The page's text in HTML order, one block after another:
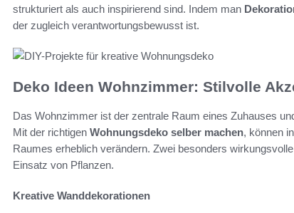
strukturiert als auch inspirierend sind. Indem man
der zugleich verantwortungsbewusst ist.
Deko Ideen Wohnzimmer: Stilvolle
Das Wohnzimmer ist der zentrale Raum eines Zuhauses
Mit der richtigen Wohnungsdeko selber machen, können
Raumes erheblich verändern. Zwei besonders
Einsatz von Pflanzen.
Kreative Wanddekorationen